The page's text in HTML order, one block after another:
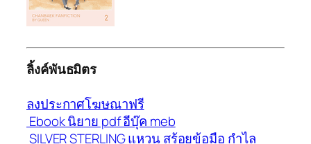
ลิ้งค์พันธมิตร
ลงประกาศโฆษณาฟรี
Ebook นิยาย pdf อีบุ๊ค meb
SILVER STERLING แหวน สร้อยข้อมือ กำไล